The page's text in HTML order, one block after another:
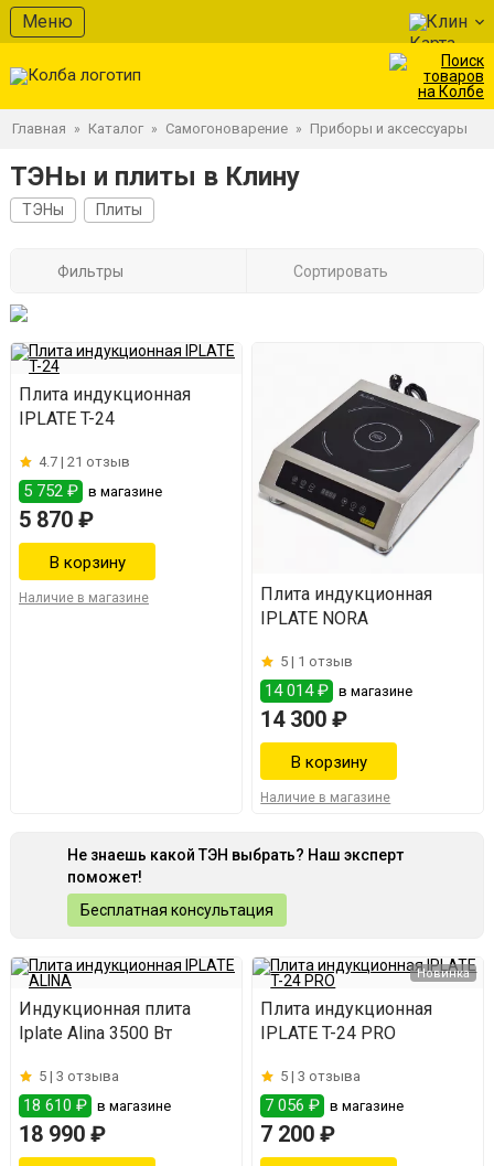
Меню Клин
Главная » Каталог » Самогоноварение » Приборы и аксессуары
ТЭНы и плиты в Клину
ТЭНы Плиты
Фильтры Сортировать
Плита индукционная
IPLATE T-24
4.7 | 21 отзыв
5 752 ₽ в магазине
5 870 ₽
Наличие в магазине
Плита индукционная
IPLATE NORA
5 | 1 отзыв
14 014 ₽ в магазине
14 300 ₽
Наличие в магазине
Не знаешь какой ТЭН выбрать? Наш эксперт
поможет!
Бесплатная консультация
Индукционная плита
Iplate Alina 3500 Вт
5 | 3 отзыва
18 610 ₽ в магазине
18 990 ₽
Новинка
Плита индукционная
IPLATE T-24 PRO
5 |3 отзыва
7 056 ₽ в магазине
7 200 ₽